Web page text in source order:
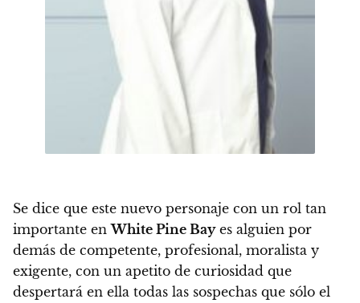
Se dice que este nuevo personaje con un rol tan
importante enWhite Pine Bayes alguien por
demás de competente, profesional, moralista y
exigente, con un apetito de curiosidad que
despertará en ella todas las sospechas que sólo el